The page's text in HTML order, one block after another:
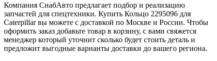
Компания СнабАвто предлагает подбор и реализацию
запчастей для спецтехники. Купить Кольцо 2295096 для
Caterpillar вы можете с доставкой по Москве и России. Чтобы
оформить заказ добавьте товар в корзину, с вами свяжется
менеджер который уточнит сколько будет стоить деталь и
предложит выгодные варианты доставки до вашего региона.